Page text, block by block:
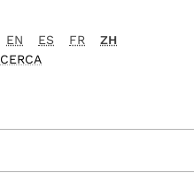
EN ES FR
ZH
CERCA